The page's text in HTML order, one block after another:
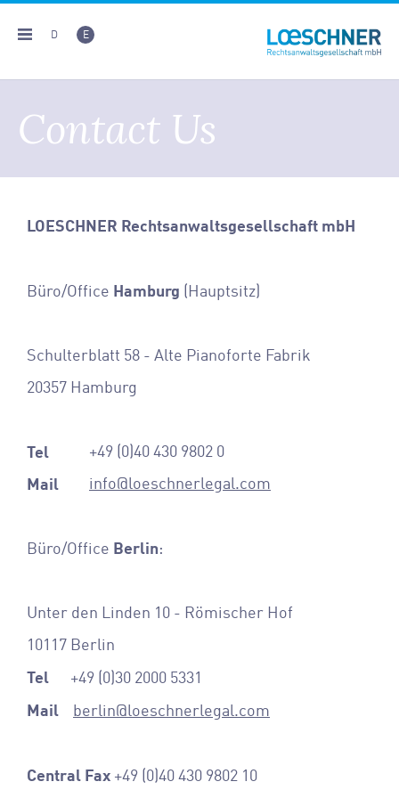
D E
Contact Us
LOESCHNER Rechtsanwaltsgesellschaft mbH
Büro/Office Hamburg (Hauptsitz)
Schulterblatt 58 - Alte Pianoforte Fabrik
20357 Hamburg
Tel
+49 (0)40 430 9802 0
Mail
info@loeschnerlegal.com
Büro/Office Berlin:
Unter den Linden 10 - Römischer Hof
10117 Berlin
Tel +49 (0)30 2000 5331
Mail berlin@loeschnerlegal.com
Central Fax +49 (0)40 430 9802 10